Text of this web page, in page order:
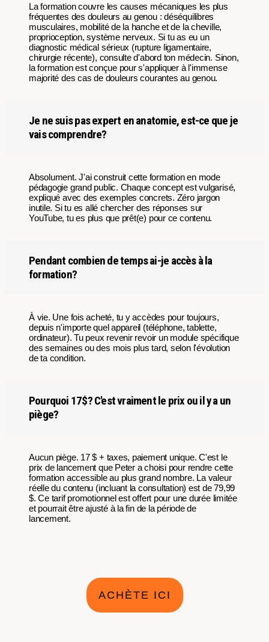
La formation couvre les causes mécaniques les plus
fréquentes des douleurs au genou : déséquilibres
musculaires, mobilité de la hanche et de la cheville,
proprioception, système nerveux. Si tu as eu un
diagnostic médical sérieux (rupture ligamentaire,
chirurgie récente), consulte d'abord ton médecin. Sinon,
la formation est conçue pour s'appliquer à l'immense
majorité des cas de douleurs courantes au genou.
Je ne suis pas expert en anatomie, est-ce que je
vais comprendre?
Absolument. J'ai construit cette formation en mode
pédagogie grand public. Chaque concept est vulgarisé,
expliqué avec des exemples concrets. Zéro jargon
inutile. Si tu es allé chercher des réponses sur
YouTube, tu es plus que prêt(e) pour ce contenu.
Pendant combien de temps ai-je accès à la
formation?
À vie. Une fois acheté, tu y accèdes pour toujours,
depuis n'importe quel appareil (téléphone, tablette,
ordinateur). Tu peux revenir revoir un module spécifique
des semaines ou des mois plus tard, selon l'évolution
de ta condition.
Pourquoi 17$? C'est vraiment le prix ou il y a un
piège?
Aucun piège. 17 $ + taxes, paiement unique. C'est le
prix de lancement que Peter a choisi pour rendre cette
formation accessible au plus grand nombre. La valeur
réelle du contenu (incluant la consultation) est de 79,99
$. Ce tarif promotionnel est offert pour une durée limitée
et pourrait être ajusté à la fin de la période de
lancement.
ACHÈTE ICI